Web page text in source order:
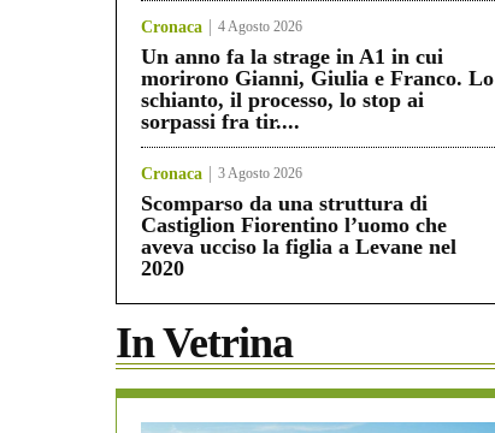
Cronaca 4 Agosto 2026
Un anno fa la strage in A1 in cui
morirono Gianni, Giulia e Franco. Lo
schianto, il processo, lo stop ai
sorpassi fra tir....
Cronaca 3 Agosto 2026
Scomparso da una struttura di
Castiglion Fiorentino l’uomo che
aveva ucciso la figlia a Levane nel
2020
In Vetrina